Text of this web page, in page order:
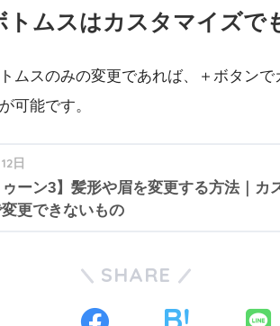
トムスはカスタマイズで
ムスのみの変更であれば、＋ボタンで
可能です。
日
ゥーン3】髪形や眉を変更する方法｜カ
更できないもの
SHARE